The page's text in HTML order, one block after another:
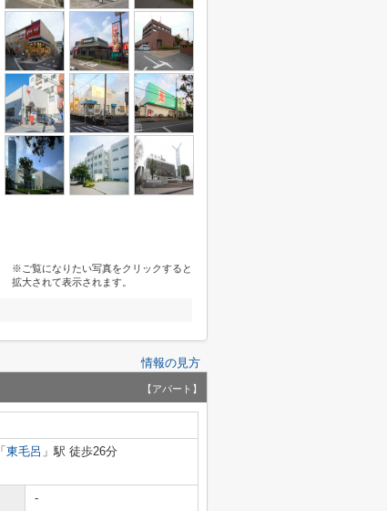
※ご覧になりたい写真をクリックすると
拡大されて表示されます。
情報の見方
【アパート】
「 東毛呂 」駅 徒歩26分
-